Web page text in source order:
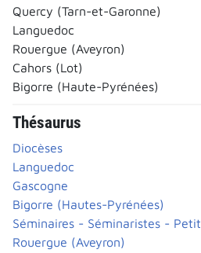
Quercy (Tarn-et-Garonne)
Languedoc
Rouergue (Aveyron)
Cahors (Lot)
Bigorre (Haute-Pyrénées)
Thésaurus
Diocèses
Languedoc
Gascogne
Bigorre (Hautes-Pyrénées)
Séminaires - Séminaristes -
Rouergue (Aveyron)